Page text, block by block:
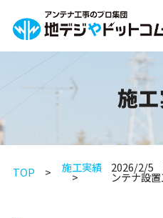
施
TOP 施工実績 2026/2/5
ンテナ設